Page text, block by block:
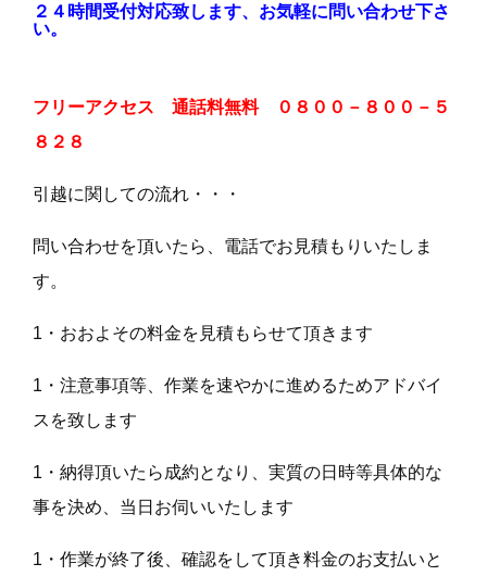
２４時間受付対応致します、お気軽に問い合わせ下さ
い。
フリーアクセス 通話料無料 ０８００－８００－５
８２８
引越に関しての流れ・・・
問い合わせを頂いたら、電話でお見積もりいたしま
す。
1・おおよその料金を見積もらせて頂きます
1・注意事項等、作業を速やかに進めるためアドバイ
スを致します
1・納得頂いたら成約となり、実質の日時等具体的な
事を決め、当日お伺いいたします
1・作業が終了後、確認をして頂き料金のお支払いと